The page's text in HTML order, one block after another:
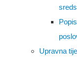
Upravna